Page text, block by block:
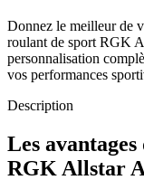
Donnez le meilleur de
roulant de sport RGK
personnalisation
vos performances
Description
Les
RGK Allstar